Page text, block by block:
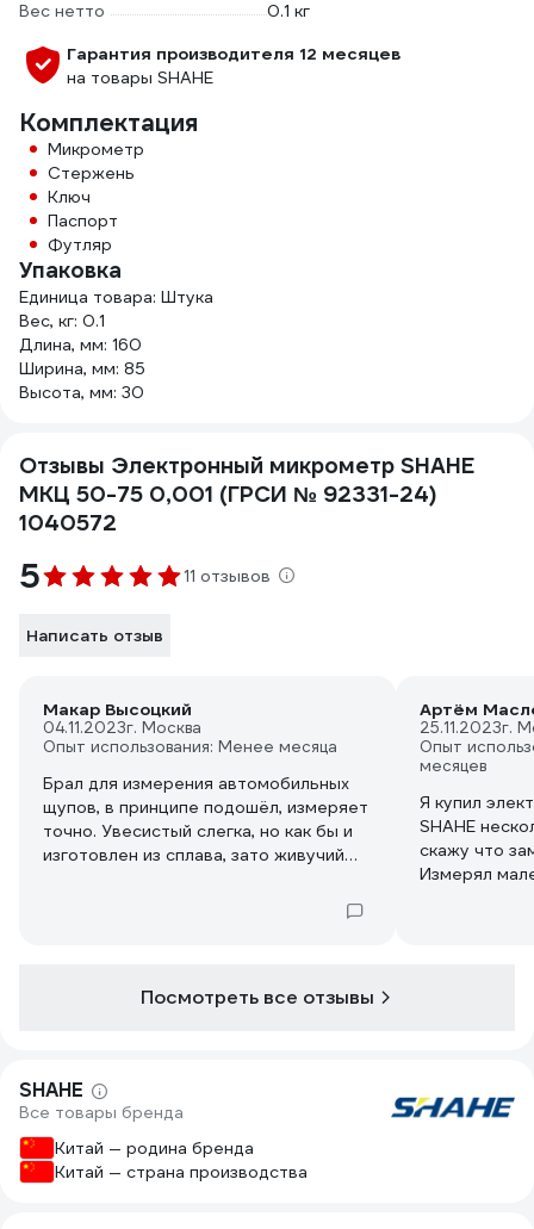
Вес нетто
0.1 кг
Гарантия производителя 12 месяцев
на товары SHAHE
Комплектация
Микрометр
Стержень
Ключ
Паспорт
Футляр
Упаковка
Единица товара: Штука
Вес, кг: 0.1
Длина, мм: 160
Ширина, мм: 85
Высота, мм: 30
Отзывы Электронный микрометр SHAHE
МКЦ 50-75 0,001 (ГРСИ № 92331-24)
1040572
5 11 отзывов
Написать отзыв
Макар Высоцкий
04.11.2023г. Москва
Опыт использования: Менее месяца
Брал для измерения автомобильных
щупов, в принципе подошёл, измеряет
точно. Увесистый слегка, но как бы и
изготовлен из сплава, зато живучий
поэтому и решил в этот раз уже что-
Артём
25.11.2023г.
Опыт
месяцев
Я купил
SHAHE
скажу что
Измерял
Посмотреть все отзывы
SHAHE
Все товары бренда
Китай — родина бренда
Китай — страна производства